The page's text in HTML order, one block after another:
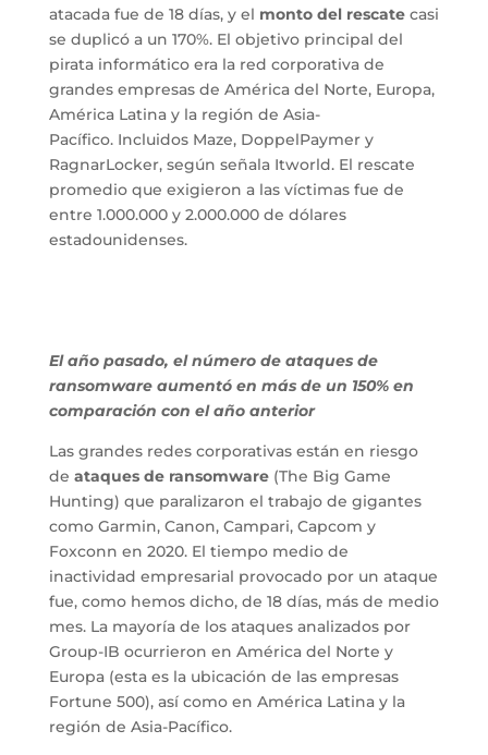
atacada fue de 18 días, y el monto del rescatecasi
se duplicó a un 170%. El objetivo principal del
pirata informático era la red corporativa de
grandes empresas de América del Norte, Europa,
América Latina y la región de Asia-
Pacífico. Incluidos Maze, DoppelPaymer y
RagnarLocker, según señala Itworld. El rescate
promedio que exigieron a las víctimas fue de
entre 1.000.000 y 2.000.000 de dólares
estadounidenses.
El año pasado, el número de ataques de
ransomware aumentó en más de un 150% en
comparación con el año anterior
Las grandes redes corporativas están en riesgo
de ataques de ransomware(The Big Game
Hunting) que paralizaron el trabajo de gigantes
como Garmin, Canon, Campari, Capcom y
Foxconn en 2020. El tiempo medio de
inactividad empresarial provocado por un ataque
fue, como hemos dicho, de 18 días, más de medio
mes. La mayoría de los ataques analizados por
Group-IB ocurrieron en América del Norte y
Europa (esta es la ubicación de las empresas
Fortune 500), así como en América Latina y la
región de Asia-Pacífico.